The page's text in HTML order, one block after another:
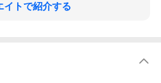
イトで紹介する